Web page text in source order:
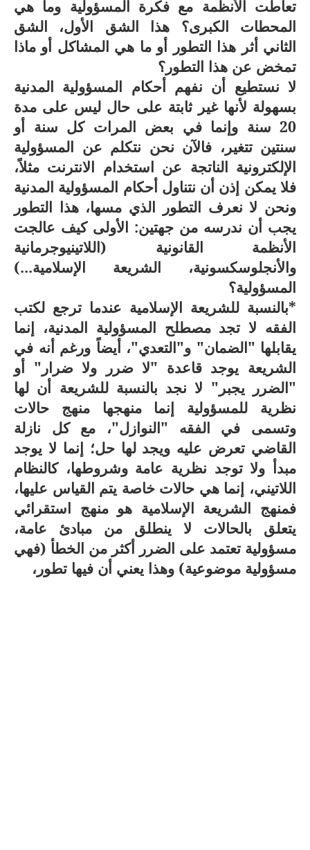
تعاطت الأنظمة مع فكرة المسؤولية وما هي
المحطات الكبرى؟ هذا الشق الأول، الشق
الثاني أثر هذا التطور أو ما هي المشاكل أو ماذا
تمخض عن هذا التطور؟
لا نستطيع أن نفهم أحكام المسؤولية المدنية
بسهولة لأنها غير ثابتة على حال ليس على مدة
20 سنة وإنما في بعض المرات كل سنة أو
سنتين تتغير، فالآن نحن نتكلم عن المسؤولية
الإلكترونية الناتجة عن استخدام الانترنت مثلاً،
فلا يمكن إذن أن نتناول أحكام المسؤولية المدنية
ونحن لا نعرف التطور الذي مسها، هذا التطور
يجب أن ندرسه من جهتين: الأولى كيف عالجت
الأنظمة القانونية (اللاتينيوجرمانية
والأنجلوسكسونية، الشريعة الإسلامية...)
المسؤولية؟
*بالنسبة للشريعة الإسلامية عندما ترجع لكتب
الفقه لا تجد مصطلح المسؤولية المدنية، إنما
يقابلها "الضمان" و"التعدي"، أيضاً ورغم أنه في
الشريعة يوجد قاعدة "لا ضرر ولا ضرار" أو
"الضرر يجبر" لا نجد بالنسبة للشريعة أن لها
نظرية للمسؤولية إنما منهجها منهج حالات
وتسمى في الفقه "النوازل"، مع كل نازلة
القاضي تعرض عليه ويجد لها حل؛ إنما لا يوجد
مبدأ ولا توجد نظرية عامة وشروطها، كالنظام
اللاتيني، إنما هي حالات خاصة يتم القياس عليها،
فمنهج الشريعة الإسلامية هو منهج استقرائي
يتعلق بالحالات لا ينطلق من مبادئ عامة،
مسؤولية تعتمد على الضرر أكثر من الخطأ (فهي
مسؤولية موضوعية) وهذا يعني أن فيها تطور،